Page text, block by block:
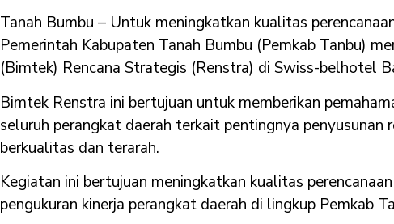
Tanah Bumbu – Untuk meningkatkan kualitas
Pemerintah Kabupaten Tanah Bumbu (Pemkab Tanbu)
(Bimtek) Rencana Strategis (Renstra) di Swiss-belhotel
Bimtek Renstra ini bertujuan untuk memberikan
seluruh perangkat daerah terkait pentingnya penyusunan
berkualitas dan terarah.
Kegiatan ini bertujuan meningkatkan kualitas
pengukuran kinerja perangkat daerah di lingkup Pemkab